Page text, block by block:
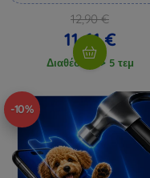
12,90 €
11,61 €
Διαθέσιμο > 5 τεμ
-10%